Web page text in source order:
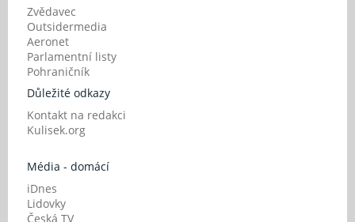
Zvědavec
Outsidermedia
Aeronet
Parlamentní listy
Pohraničník
Důležité odkazy
Kontakt na redakci
Kulisek.org
Média - domácí
iDnes
Lidovky
Česká TV